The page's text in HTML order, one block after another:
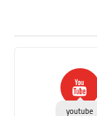
youtube